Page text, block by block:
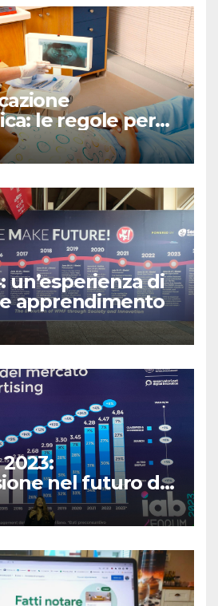
le regole per
Trasparente
un’esperienza di
apprendimento
nel futuro del